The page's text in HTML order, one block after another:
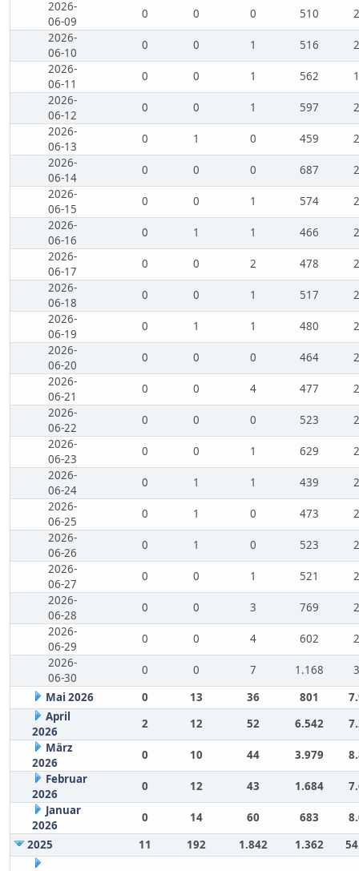
2026-
06-09
0 0 0 510
2026-
06-10
0 0 1 516
2026-
06-11
0 0 1 562
2026-
06-12
0 0 1 597
2026-
06-13
0 1 0 459
2026-
06-14
0 0 0 687
2026-
06-15
0 0 1 574
2026-
06-16
0 1 1 466
2026-
06-17
0 0 2 478
2026-
06-18
0 0 1 517
2026-
06-19
0 1 1 480
2026-
06-20
0 0 0 464
2026-
06-21
0 0 4 477
2026-
06-22
0 0 0 523
2026-
06-23
0 0 1 629
2026-
06-24
0 1 1 439
2026-
06-25
0 1 0 473
2026-
06-26
0 1 0 523
2026-
06-27
0 0 1 521
2026-
06-28
0 0 3 769
2026-
06-29
0 0 4 602
2026-
06-30
0 0 7 1.168
Mai 2026
0 13 36 801
April
2026
2 12 52 6.542
März
2026
0 10 44 3.979
Februar
2026
0 12 43 1.684
Januar
2026
0 14 60 683
2025
11 192 1.842 1.362